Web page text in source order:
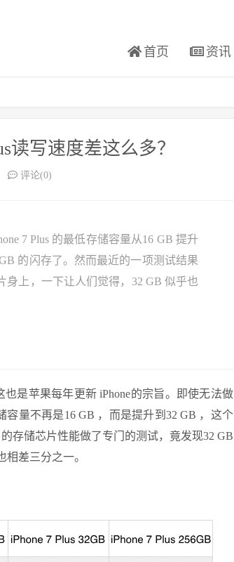
首页 资讯
读写速度差这么多？
评论(0)
7 Plus 的最低存储容量从16 GB 提升
的闪存了。然而最近的一项测试结果
身上，一下让人们觉得，32 GB 似乎也
是苹果每年更新 iPhone的宗旨。即使无法做
量不再是16 GB ，而是提升到32 GB ，这个
存储芯片性能做了专门的测试，竟发现32 GB
差三分之一。